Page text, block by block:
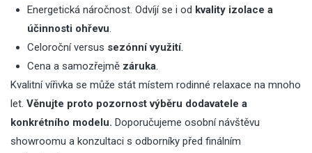
Energetická náročnost. Odvíjí se i od kvality izolace a
účinnosti ohřevu.
Celoroční versus sezónní využití.
Cena a samozřejmě záruka.
Kvalitní vířivka se může stát místem rodinné relaxace na mnoho
let. Věnujte proto pozornost výběru dodavatele a
konkrétního modelu. Doporučujeme osobní návštěvu
showroomu a konzultaci s odborníky před finálním